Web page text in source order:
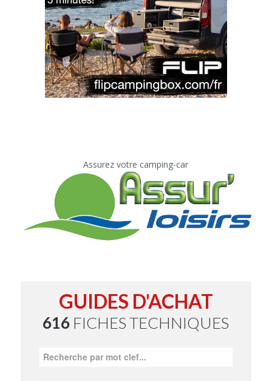
Assurez votre camping-car
GUIDES D'ACHAT
616 FICHES TECHNIQUES